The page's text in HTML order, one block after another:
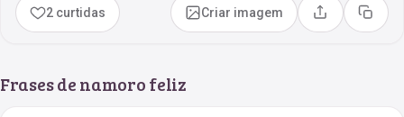
2 curtidas Criar imagem Compartilhar
Copiar
Frases de namoro feliz